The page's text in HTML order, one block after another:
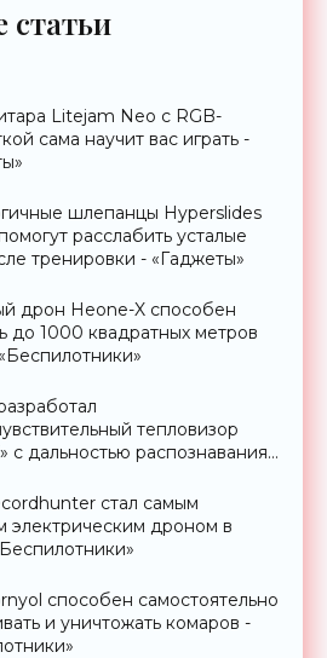
статьи
Litejam Neo с RGB-
сама научит вас играть -
шлепанцы Hyperslides
расслабить усталые
тренировки - «Гаджеты»
дрон Heone-X способен
до 1000 квадратных метров
тепловизор
с дальностью распознавания
стал самым
электрическим дроном в
способен самостоятельно
и уничтожать комаров -